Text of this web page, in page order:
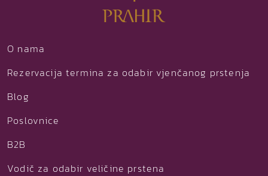
O nama
Rezervacija termina za odabir vjenčanog prstenja
Blog
Poslovnice
B2B
Vodič za odabir veličine prstena